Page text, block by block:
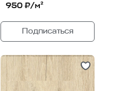
950 ₽/м²
Подписаться